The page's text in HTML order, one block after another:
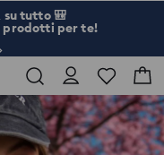
su tutto 🎒
prodotti per te!